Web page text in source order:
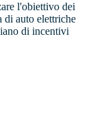
l'obiettivo dei
di auto elettriche
di incentivi